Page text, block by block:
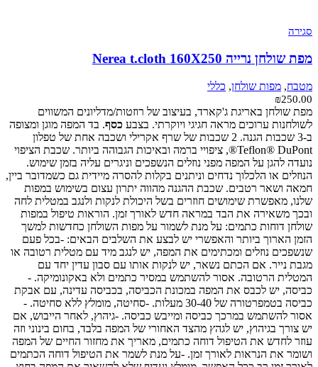
סגירה
מפת שולחן נרייה Nerea t.cloth 160X250
מטבח, מפות שולחן, כללי
₪250.00
מפת שולחן באריגת ג'קארד, בעיצוב של רוזטות/מדליונים המשווים
לשולחנות ערוכים מראה חגיגי ויוקרתי. בצבע כסף. בד המפה מוגן ומצופה
ב-3 שכבות הגנה. 2 שכבות של שרף אקרילי ושכבה אחת של טפלון
Teflon® DuPont®, ציפויי ברמה ובאיכות הגבוהה ביותר. שכבת הציפוי
נועדה להגן על המפה מפני נוזלים הנשפכים וניגרים עליה בזמן שימוש.
הנוזלים או הלכלוך נדחים וניתנים בקלות להסרה מיידית גם כשמדובר ביין,
חמאה ושאר רטבים. שכבת ההגנה מהווה יתרון עצום בשימוש במפות
שלנו, מאפשרת שימושים חוזרים בשל היכולת לנקות ולנגב במטלית לחה
ובכך משאירה את הבד במראה חדש לאורך זמן. הוראות טיפול במפות
שולחן דוחות כתמים: על מנת לשמור על מפות השולחן כחדשות למשך
הזמן הארוך ביותר והאפשרי יש לבצע את השלבים הבאים: -בכל פעם
שנשפכים נוזלים ומכתימים את המפה, יש לנגב מיד עם מטלית רטובה או
מגבת נייר. אם הכתם נשאר, יש לנקות אותו עם סבון עדין יחד עם
המטלית הרטובה. אסור להשתמש במסיר כתמים ולא באקונומיקה. -
כביסה, יש לכבס את המפה במכונת הכביסה, בכביסה עדינה, עם אבקת
כביסה בטמפרטורה של 30-40 מעלות. -סחיטה, מומלץ ללא סחיטה. -
אסור להשתמש במרכך כביסה ומייבש כביסה. -גיהוץ, לאחר הייבוש, אם
יש צורך בגיהוץ, יש לגהץ מהצד האחורי של המפה בלבד, בחום בינוני וזה
עוזר לחדש את הטיפול דוחה כתמים, מאריך את מחזור החיים של המפה
ושומר את הנראות לאורך זמן. -על מנת לשמר את הטיפול דוחה הכתמים